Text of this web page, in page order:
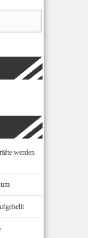
werden